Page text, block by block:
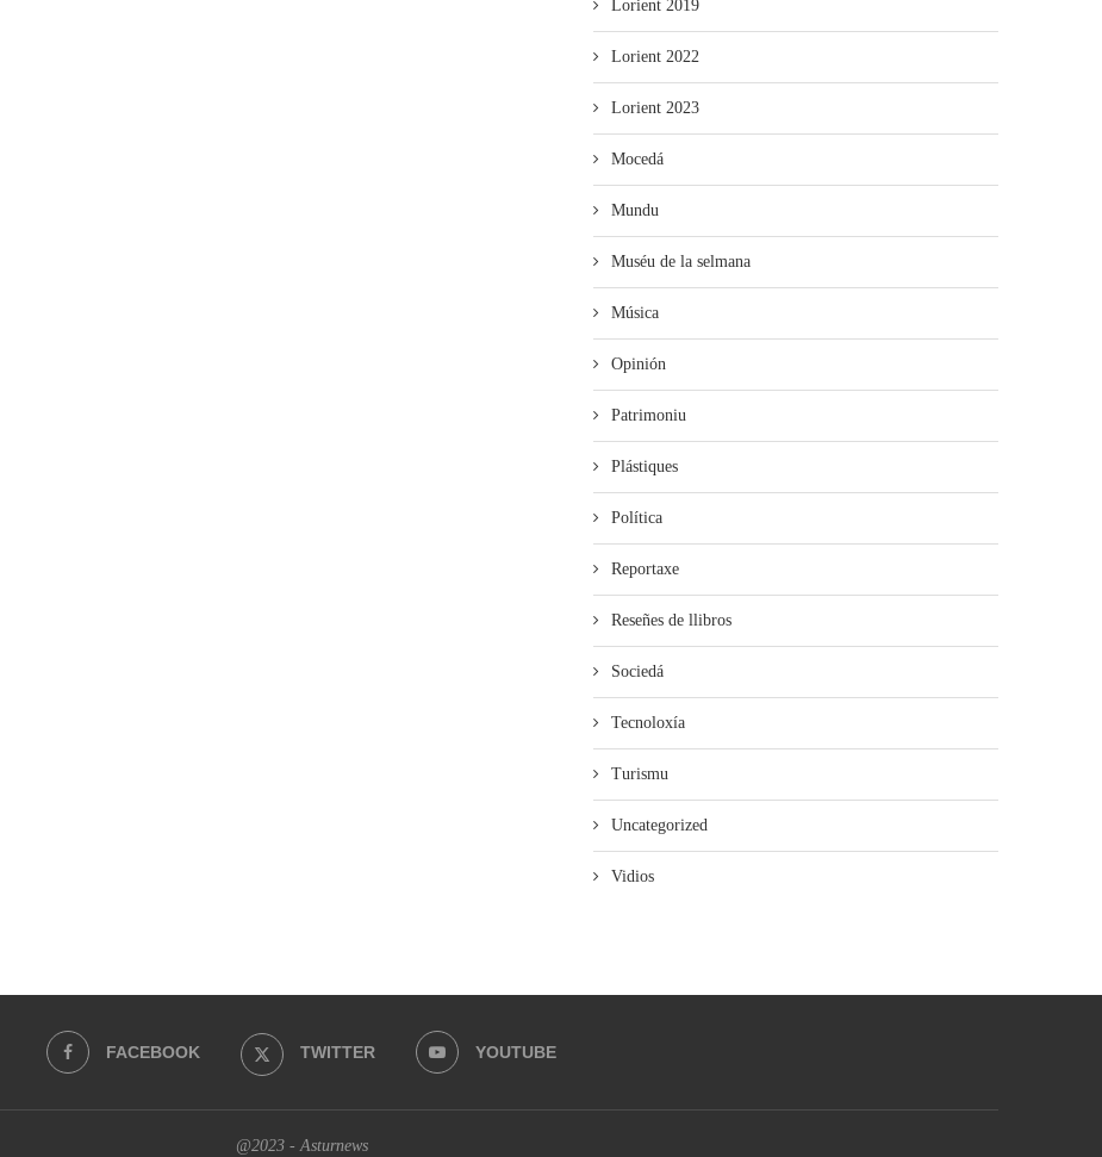
Lorient 2019
Lorient 2022
Lorient 2023
Mocedá
Mundu
Muséu de la selmana
Música
Opinión
Patrimoniu
Plástiques
Política
Reportaxe
Reseñes de llibros
Sociedá
Tecnoloxía
Turismu
Uncategorized
Vidios
FACEBOOK TWITTER YOUTUBE
@2023 - Asturnews